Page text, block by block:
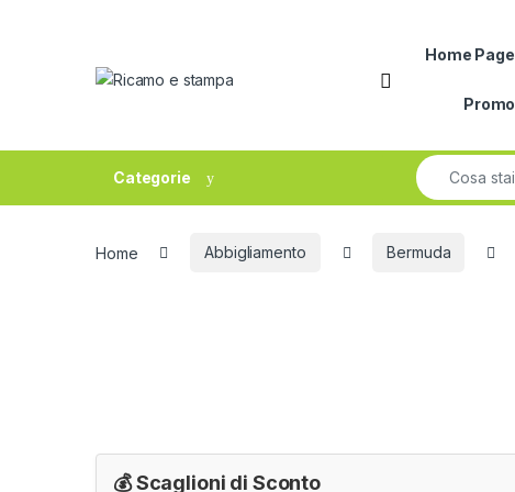
Open
Home Page
Promo
Categorie
Search for:
Home Abbigliamento Bermuda
💰 Scaglioni di Sconto